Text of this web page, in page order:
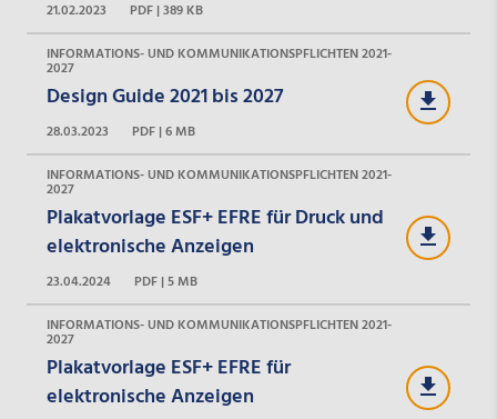
21.02.2023
PDF | 389 KB
INFORMATIONS- UND KOMMUNIKATIONSPFLICHTEN 2021-
2027
Design Guide 2021 bis 2027
28.03.2023
PDF | 6 MB
INFORMATIONS- UND KOMMUNIKATIONSPFLICHTEN 2021-
2027
Plakatvorlage ESF+ EFRE für Druck und
elektronische Anzeigen
23.04.2024
PDF | 5 MB
INFORMATIONS- UND KOMMUNIKATIONSPFLICHTEN 2021-
2027
Plakatvorlage ESF+ EFRE für
elektronische Anzeigen